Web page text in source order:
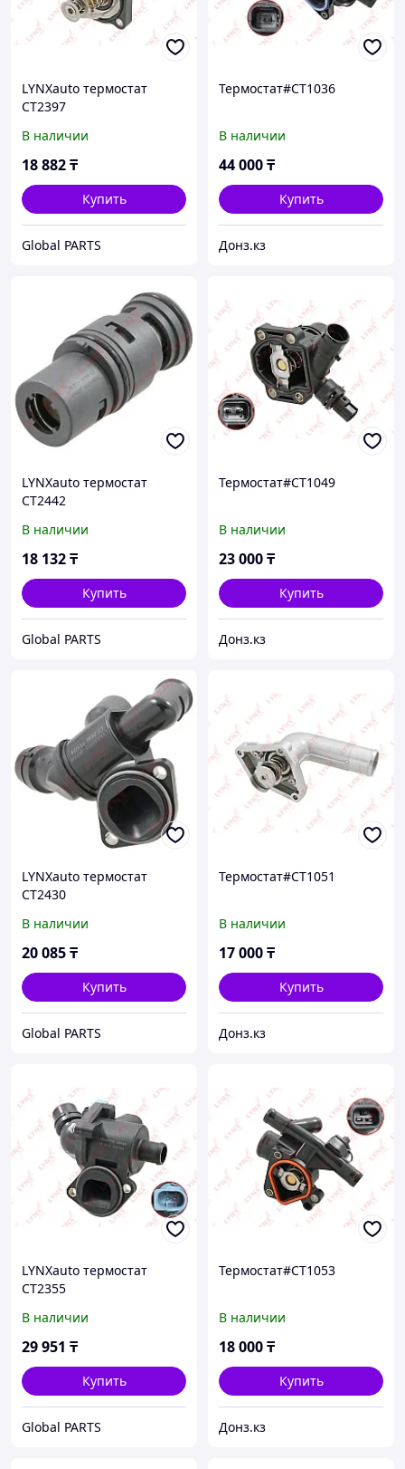
LYNXauto термостат
CT2397
В наличии
18 882₸
Купить
Global PARTS
Термостат#CT1036
В наличии
44 000₸
Купить
Донз.кз
LYNXauto термостат
CT2442
В наличии
18 132₸
Купить
Global PARTS
Термостат#CT1049
В наличии
23 000₸
Купить
Донз.кз
LYNXauto термостат
CT2430
В наличии
20 085₸
Купить
Global PARTS
Термостат#CT1051
В наличии
17 000₸
Купить
Донз.кз
LYNXauto термостат
CT2355
В наличии
29 951 ₸
Купить
Global PARTS
Термостат#CT1053
В наличии
18 000₸
Купить
Донз.кз